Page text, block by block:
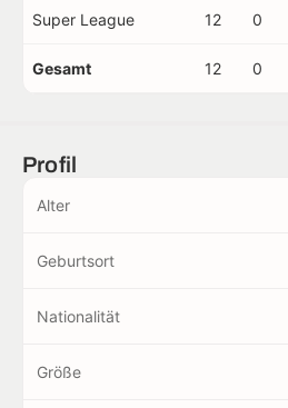
Super League 12 0
Gesamt 12 0
Profil
Alter
Geburtsort
Nationalität
Größe